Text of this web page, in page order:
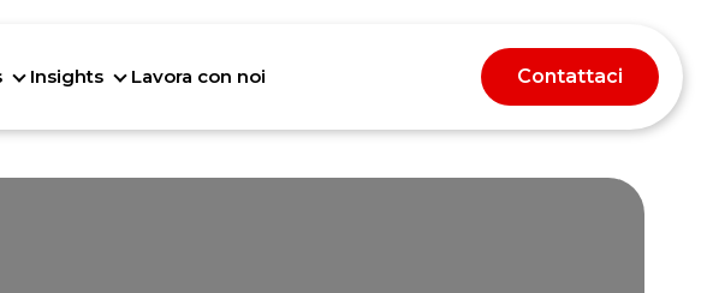
Industries
Insights
Insights
Lavora con noi Contattaci